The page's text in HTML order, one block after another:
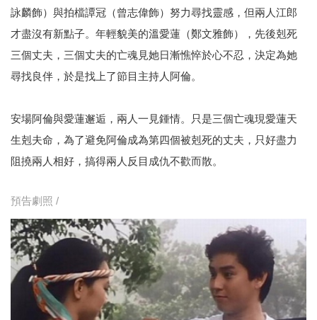
詠麟飾）與拍檔譚冠（曾志偉飾）努力尋找靈感，但兩人江郎
才盡沒有新點子。年輕貌美的溫愛蓮（鄭文雅飾），先後剋死
三個丈夫，三個丈夫的亡魂見她日漸憔悴於心不忍，決定為她
尋找良伴，於是找上了節目主持人阿倫。
安場阿倫與愛蓮邂逅，兩人一見鍾情。只是三個亡魂現愛蓮天
生剋夫命，為了避免阿倫成為第四個被剋死的丈夫，只好盡力
阻撓兩人相好，搞得兩人反目成仇不歡而散。
預告劇照 /